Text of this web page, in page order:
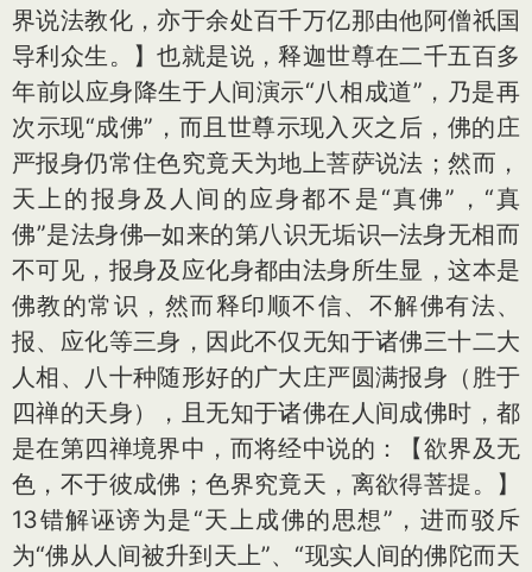
界说法教化，亦于余处百千万亿那由他阿僧祇国
导利众生。】也就是说，释迦世尊在二千五百多
年前以应身降生于人间演示“八相成道”，乃是再
次示现“成佛”，而且世尊示现入灭之后，佛的庄
严报身仍常住色究竟天为地上菩萨说法；然而，
天上的报身及人间的应身都不是“真佛”，“真
佛”是法身佛─如来的第八识无垢识─法身无相而
不可见，报身及应化身都由法身所生显，这本是
佛教的常识，然而释印顺不信、不解佛有法、
报、应化等三身，因此不仅无知于诸佛三十二大
人相、八十种随形好的广大庄严圆满报身（胜于
四禅的天身），且无知于诸佛在人间成佛时，都
是在第四禅境界中，而将经中说的：【欲界及无
色，不于彼成佛；色界究竟天，离欲得菩提。】
13错解诬谤为是“天上成佛的思想”，进而驳斥
为“佛从人间被升到天上”、“现实人间的佛陀而天